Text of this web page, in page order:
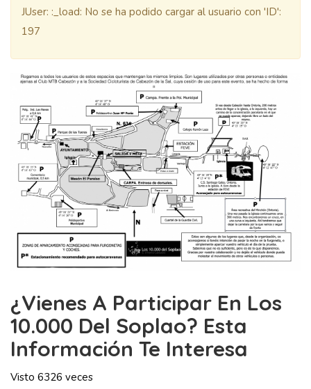
JUser: :_load: No se ha podido cargar al usuario con 'ID':
197
¿Vienes A Participar En Los
10.000 Del Soplao? Esta
Información Te Interesa
Visto 6326 veces